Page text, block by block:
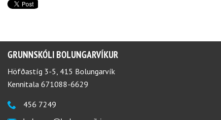
GRUNNSKÓLI BOLUNGARVÍKUR
Höfðastíg 3-5, 415 Bolungarvík
Kennitala 671088-6629
456 7249